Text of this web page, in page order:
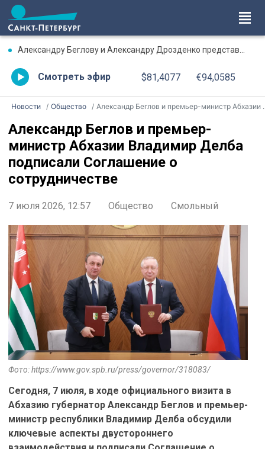
Александру Беглову и Александру Дрозденко представили нового начальника ГУФСИН по Петербургу и Ленобласти
Смотреть эфир $81,4077 €94,0585
Новости Общество Александр Беглов и премьер-министр Абхазии Владимир Делба подписали Соглашение о сотрудничестве
Александр Беглов и премьер-
министр Абхазии Владимир Делба
подписали Соглашение о
сотрудничестве
7 июля 2026, 12:57 Общество Смольный
Фото: https://www.gov.spb.ru/press/governor/318083/
Сегодня, 7 июля, в ходе официального визита в
Абхазию губернатор Александр Беглов и премьер-
министр республики Владимир Делба обсудили
ключевые аспекты двустороннего